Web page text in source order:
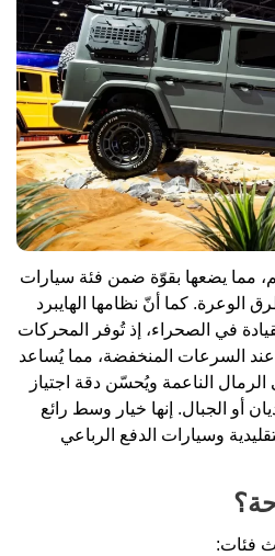
الخلوص الأرضي 235 ملم، مما يضعها بقوّة ضمن فئة سيارات
الوعرة. كما أنّ نظامها الهايبرد
في الصحراء، إذ تُوفر المحركات
عند السرعات المنخفضة، مما يُساعد
الناعمة ويُحسّن دقة اجتياز
أو الجبال. إنها خيار وسط رائع
وسيارات الدفع الرباعي